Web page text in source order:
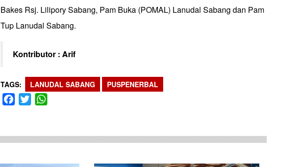
Bakes Rsj. Lilipory Sabang, Pam Buka (POMAL) Lanudal Sabang dan Pam
Tup Lanudal Sabang.
Kontributor : Arif
TAGS LANUDAL SABANG PUSPENERBAL
Facebook
Twitter